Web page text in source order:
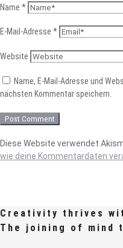
Name *
E-Mail-Adresse *
Website
Name, E-Mail-Adresse und
nächsten Kommentar speichern.
Diese Website verwendet
wie deine Kommentardaten
Creativity thrives
The joining of mind